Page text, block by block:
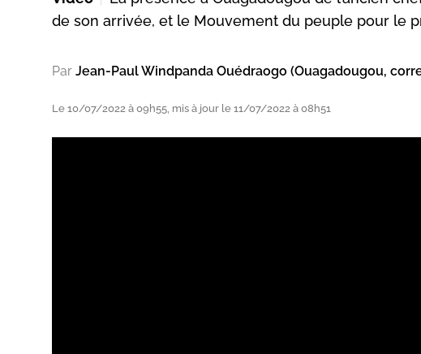
de son arrivée, et le Mouvement du peuple pour le
Par Jean-Paul Windpanda Ouédraogo (Ouagadougou,
Le 10/07/2022 à 09h55, mis à jour le 11/07/2022 à 08h51